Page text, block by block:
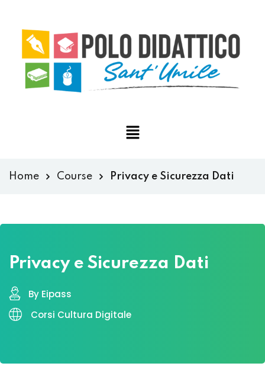
Home Course Privacy e Sicurezza Dati
Privacy e Sicurezza Dati
By Eipass
Corsi Cultura Digitale